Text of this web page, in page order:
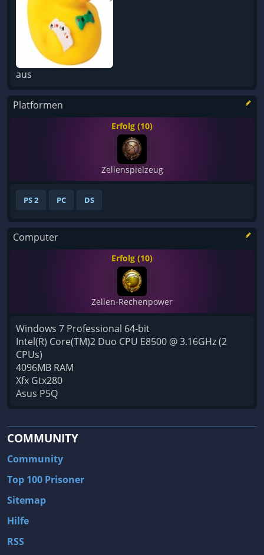
aus
Platformen
Erfolg (10)
Zellenspielzeug
PS 2 PC DS
Computer
Erfolg (10)
Zellen-Rechenpower
Windows 7 Professional 64-bit
Intel(R) Core(TM)2 Duo CPU E8500 @ 3.16GHz (2
CPUs)
4096MB RAM
Xfx Gtx280
Asus P5Q
COMMUNITY
Community
Top 100 Prisoner
Sitemap
Hilfe
RSS